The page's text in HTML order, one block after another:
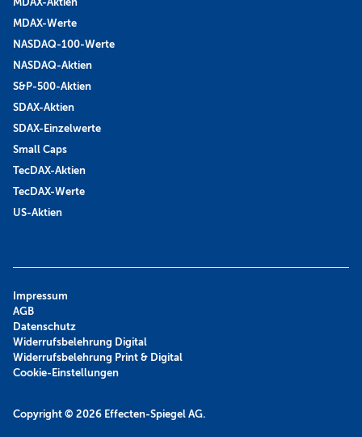
MDAX-Werte
NASDAQ-100-Werte
NASDAQ-Aktien
S&P-500-Aktien
SDAX-Aktien
SDAX-Einzelwerte
Small Caps
TecDAX-Aktien
TecDAX-Werte
US-Aktien
Copyright © 2026 Effecten-Spiegel AG.
Impressum
AGB
Datenschutz
Widerrufsbelehrung Digital
Widerrufsbelehrung Print & Digital
Cookie-Einstellungen